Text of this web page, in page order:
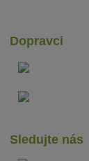
Dopravci
Sledujte nás